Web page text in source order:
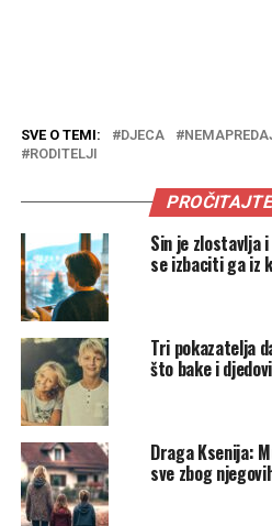
SVE O TEMI: DJECA
RODITELJI
Sin je zlostavlja
se izbaciti ga iz
Tri pokazatelja
što bake i
Draga Ksenija:
sve zbog